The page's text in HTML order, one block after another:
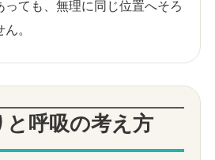
っても、無理に同じ位置へそろ
。
と呼吸の考え方